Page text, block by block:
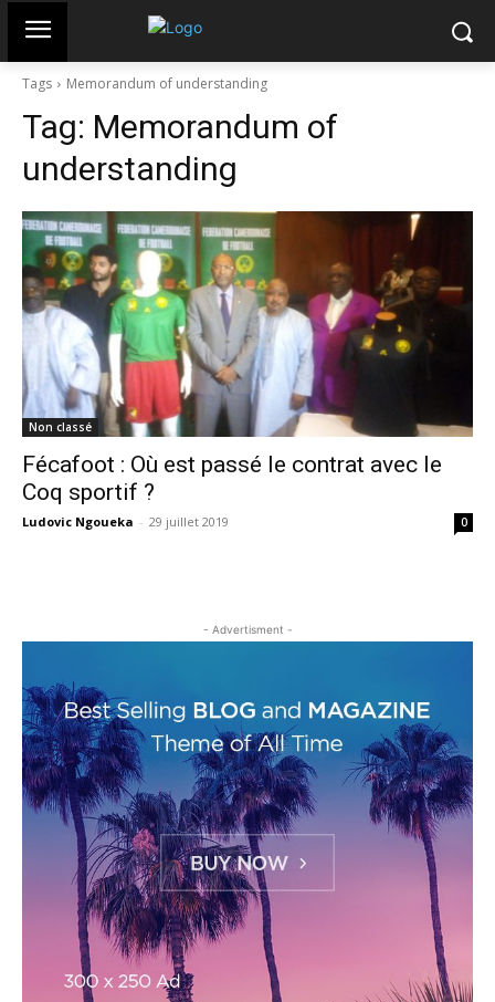
Tags Memorandum of understanding
Tag: Memorandum of
understanding
Non classé
Fécafoot : Où est passé le contrat avec le
Coq sportif ?
Ludovic Ngoueka - 29 juillet 2019 0
- Advertisment -